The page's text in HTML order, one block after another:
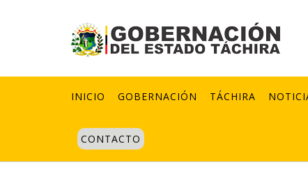
INICIO GOBERNACIÓN TÁCHIRA
CONTACTO